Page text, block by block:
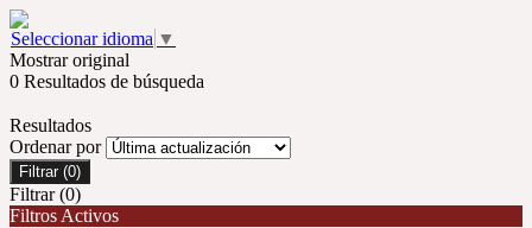
Seleccionar idioma ▼
Mostrar original
0 Resultados de búsqueda
Resultados
Ordenar por
Filtrar (0)
Filtrar (0)
Filtros Activos